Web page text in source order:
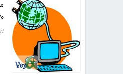
۳۰